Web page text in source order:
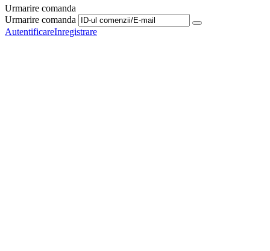
Urmarire comanda
Urmarire comanda
AutentificareInregistrare